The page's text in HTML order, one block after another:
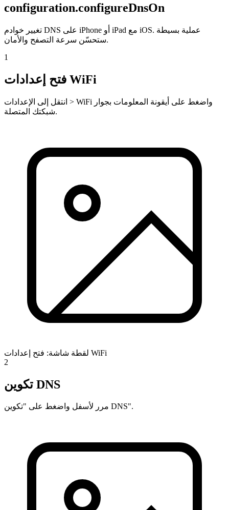
configuration.configureDnsOn
تغيير خوادم DNS على iPhone أو iPad مع iOS. عملية بسيطة
ستحسّن سرعة التصفح والأمان.
1
فتح إعدادات WiFi
انتقل إلى الإعدادات > WiFi واضغط على أيقونة المعلومات بجوار
شبكتك المتصلة.
لقطة شاشة: فتح إعدادات WiFi
2
تكوين DNS
مرر لأسفل واضغط على "تكوين DNS".